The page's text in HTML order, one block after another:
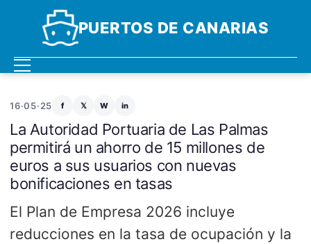
PUERTOS DE CANARIAS
16·05·25 f 𝕏 W in
La Autoridad Portuaria de Las Palmas
permitirá un ahorro de 15 millones de
euros a sus usuarios con nuevas
bonificaciones en tasas
El Plan de Empresa 2026 incluye
reducciones en la tasa de ocupación y la